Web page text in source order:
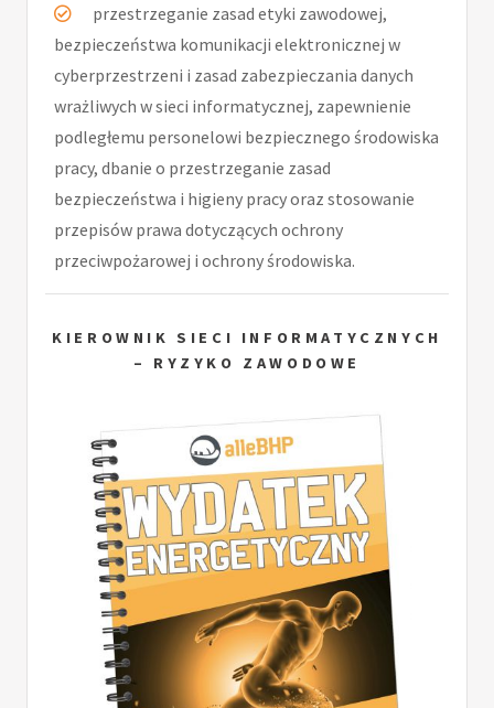
przestrzeganie zasad etyki zawodowej,
bezpieczeństwa komunikacji elektronicznej w
cyberprzestrzeni i zasad zabezpieczania danych
wrażliwych w sieci informatycznej, zapewnienie
podległemu personelowi bezpiecznego środowiska
pracy, dbanie o przestrzeganie zasad
bezpieczeństwa i higieny pracy oraz stosowanie
przepisów prawa dotyczących ochrony
przeciwpożarowej i ochrony środowiska.
KIEROWNIK SIECI INFORMATYCZNYCH
– RYZYKO ZAWODOWE